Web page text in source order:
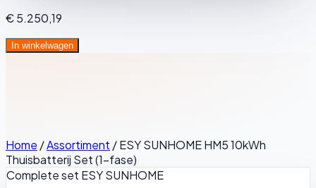
€ 5.250,19
In winkelwagen
Home /Assortiment /ESY SUNHOME HM5 10kWh
Thuisbatterij Set (1-fase)
Complete set ESY SUNHOME